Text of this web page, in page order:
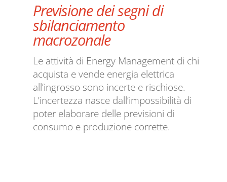
Previsione dei segni di
sbilanciamento
macrozonale
Le attività di Energy Management di chi
acquista e vende energia elettrica
all’ingrosso sono incerte e rischiose.
L’incertezza nasce dall’impossibilità di
poter elaborare delle previsioni di
consumo e produzione corrette.